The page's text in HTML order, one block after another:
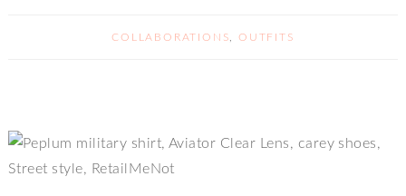
COLLABORATIONS,OUTFITS